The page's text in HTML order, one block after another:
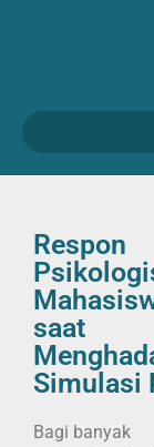
Respon
saat
Simulasi
Bagi banyak